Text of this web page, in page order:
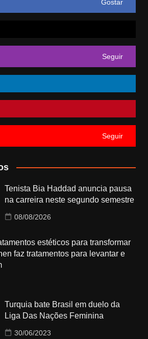
Gostar
Seguir
Seguir
Tenista Bia Haddad anuncia pausa
na carreira neste segundo semestre
08/08/2026
estéticos para transformar
faz tratamentos para levantar e
Turquia bate Brasil em duelo da
Liga Das Nações Feminina
30/06/2023